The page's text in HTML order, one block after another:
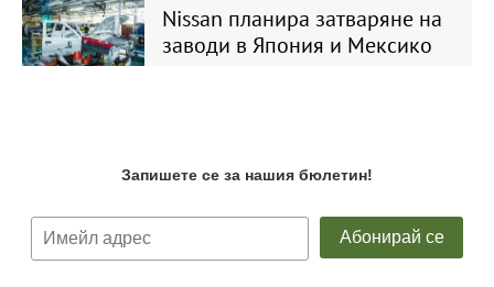
Nissan планира затваряне на
заводи в Япония и Мексико